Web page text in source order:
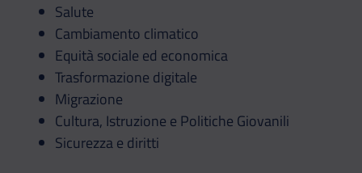
Salute
Cambiamento climatico
Equità sociale ed economica
Trasformazione digitale
Migrazione
Cultura, Istruzione e Politiche Giovanili
Sicurezza e diritti